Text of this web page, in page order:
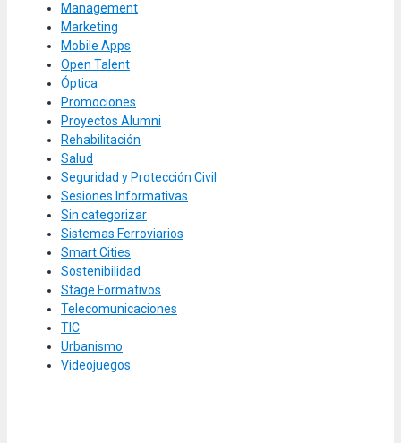
Management
Marketing
Mobile Apps
Open Talent
Óptica
Promociones
Proyectos Alumni
Rehabilitación
Salud
Seguridad y Protección Civil
Sesiones Informativas
Sin categorizar
Sistemas Ferroviarios
Smart Cities
Sostenibilidad
Stage Formativos
Telecomunicaciones
TIC
Urbanismo
Videojuegos